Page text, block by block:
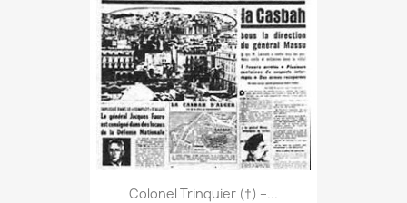
Colonel Trinquier (†) –...